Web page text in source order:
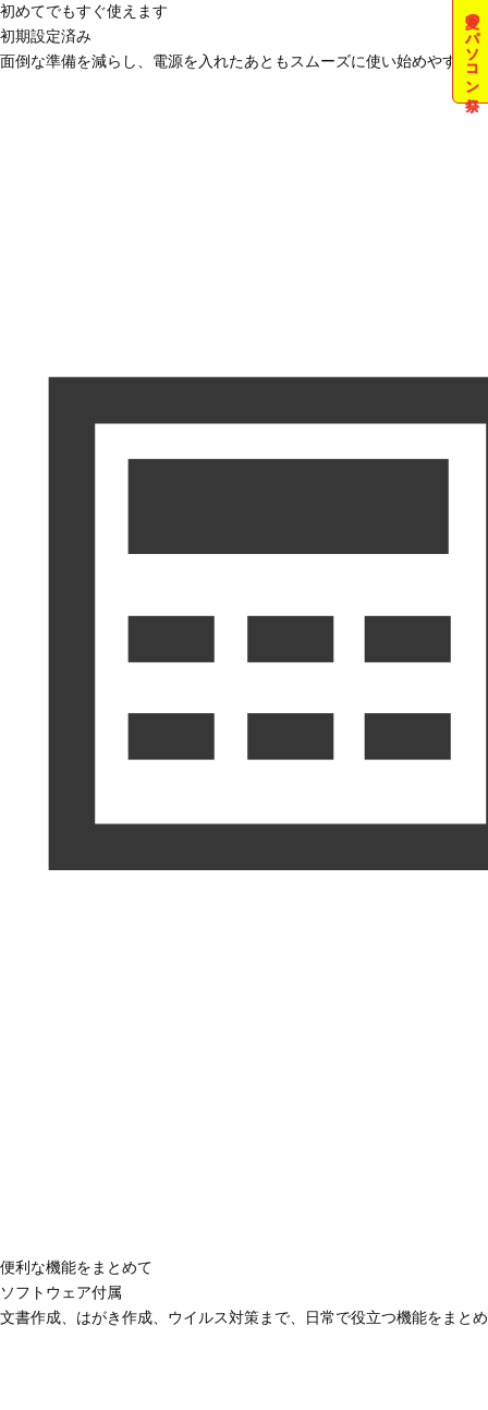
夏のパソコン祭
初めてでもすぐ使えます
初期設定済み
面倒な準備を減らし、電源を入れたあともスムーズに使い始めやすい
便利な機能をまとめて
ソフトウェア付属
文書作成、はがき作成、ウイルス対策まで、日常で役立つ機能をまと